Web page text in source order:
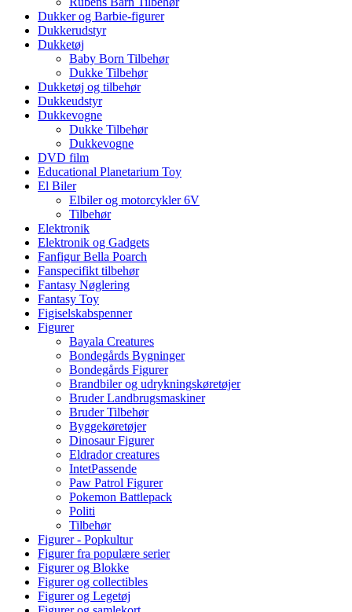
Dukker og Barbie-figurer
Dukkerudstyr
Dukketøj
Baby Born Tilbehør
Dukke Tilbehør
Dukketøj og tilbehør
Dukkeudstyr
Dukkevogne
Dukke Tilbehør
Dukkevogne
DVD film
Educational Planetarium Toy
El Biler
Elbiler og motorcykler 6V
Tilbehør
Elektronik
Elektronik og Gadgets
Fanfigur Bella Poarch
Fanspecifikt tilbehør
Fantasy Nøglering
Fantasy Toy
Figiselskabspenner
Figurer
Bayala Creatures
Bondegårds Bygninger
Bondegårds Figurer
Brandbiler og udrykningskøretøjer
Bruder Landbrugsmaskiner
Bruder Tilbehør
Byggekøretøjer
Dinosaur Figurer
Eldrador creatures
IntetPassende
Paw Patrol Figurer
Pokemon Battlepack
Politi
Tilbehør
Figurer - Popkultur
Figurer fra populære serier
Figurer og Blokke
Figurer og collectibles
Figurer og Legetøj